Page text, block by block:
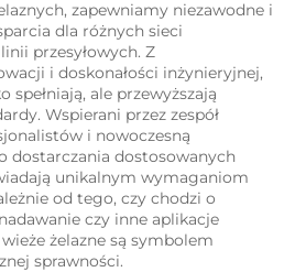
zapewniamy niezawodne i
dla różnych sieci
przesyłowych. Z
i doskonałości inżynieryjnej,
spełniają, ale przewyższają
Wspierani przez zespół
i nowoczesną
dostarczania dostosowanych
unikalnym wymaganiom
od tego, czy chodzi o
czy inne aplikacje
żelazne są symbolem
sprawności.